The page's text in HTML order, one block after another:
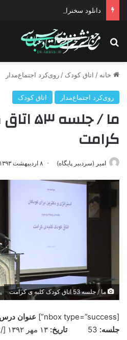
دانلود سخنرانی استاد حسن عباسی با
جستجو برای
خانه / اتاق کودک / روی‌کرد اجتماع‌مدار
روی‌کرد اجتماع‌مدار اتاق کودک
ما /
کرامت
امیر (سردبیر پایگاه) ۸ اردیبهشت ۱۳۹۳
ما / جلسه 53 اتاق کودک کلبه ی کرامت
[nbox type=”success”] عنوان
جلسه:
تاريخ: